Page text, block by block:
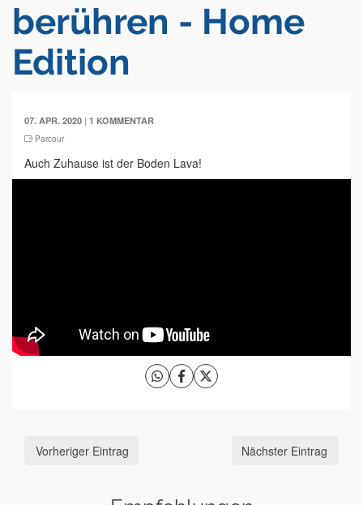
berühren - Home
Edition
07. APR. 2020 | 1 KOMMENTAR
Parcour
Auch Zuhause ist der Boden Lava!
Vorheriger Eintrag Nächster Eintrag